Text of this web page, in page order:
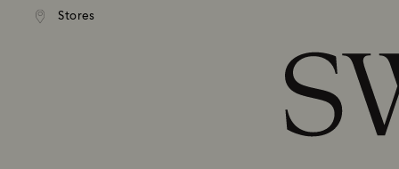
Liste Tastaturkürzel
Stores
Standardversand ab 99 EUR